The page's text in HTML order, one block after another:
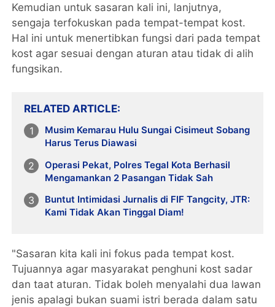
Kemudian untuk sasaran kali ini, lanjutnya,
sengaja terfokuskan pada tempat-tempat kost.
Hal ini untuk menertibkan fungsi dari pada tempat
kost agar sesuai dengan aturan atau tidak di alih
fungsikan.
RELATED ARTICLE
Musim Kemarau Hulu Sungai Cisimeut Sobang
Harus Terus Diawasi
Operasi Pekat, Polres Tegal Kota Berhasil
Mengamankan 2 Pasangan Tidak Sah
Buntut Intimidasi Jurnalis di FIF Tangcity, JTR:
Kami Tidak Akan Tinggal Diam!
"Sasaran kita kali ini fokus pada tempat kost.
Tujuannya agar masyarakat penghuni kost sadar
dan taat aturan. Tidak boleh menyalahi dua lawan
jenis apalagi bukan suami istri berada dalam satu